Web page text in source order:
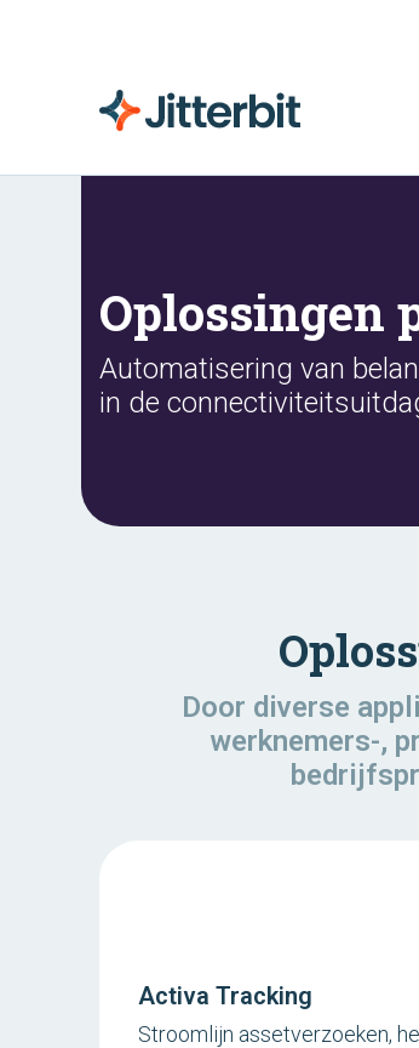
Oplossingen
Automatisering van
in de
Door diverse
werknemers-,
Activa Tracking
Stroomlijn assetverzoeken,